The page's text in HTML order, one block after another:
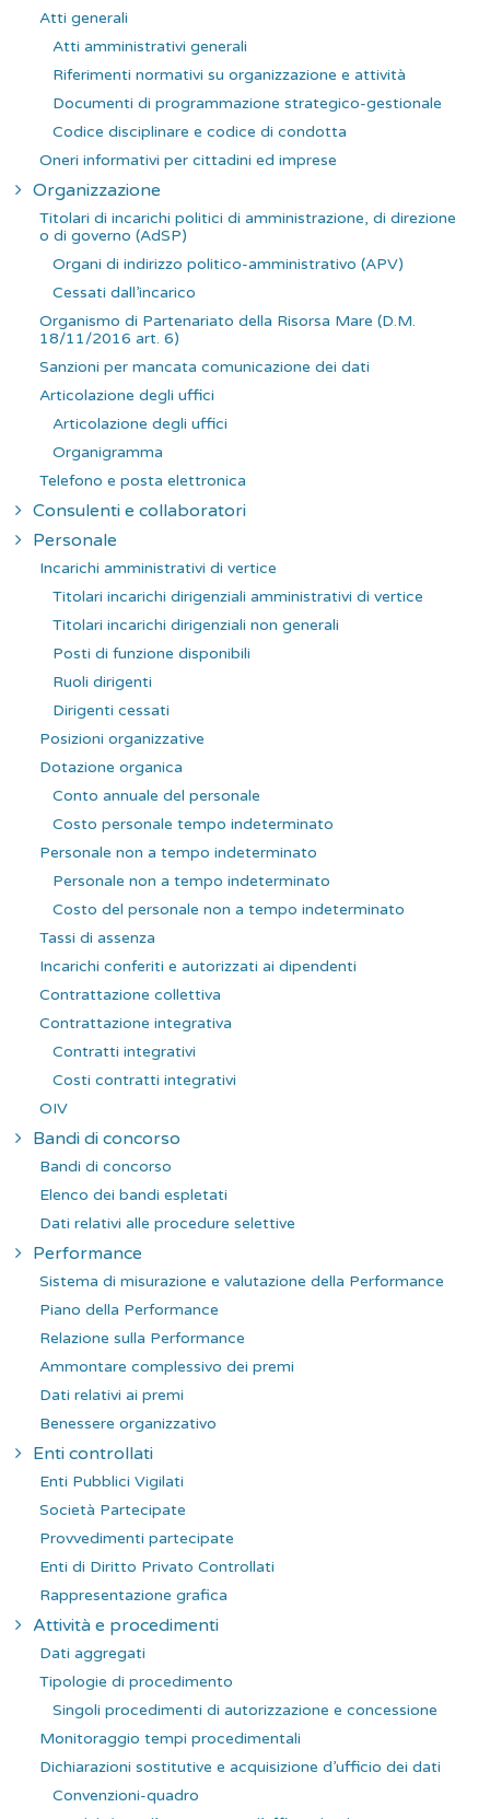
Atti generali
Atti amministrativi generali
Riferimenti normativi su organizzazione e attività
Documenti di programmazione strategico-gestionale
Codice disciplinare e codice di condotta
Oneri informativi per cittadini ed imprese
Organizzazione
Titolari di incarichi politici di amministrazione, di direzione
o di governo (AdSP)
Organi di indirizzo politico-amministrativo (APV)
Cessati dall’incarico
Organismo di Partenariato della Risorsa Mare (D.M.
18/11/2016 art. 6)
Sanzioni per mancata comunicazione dei dati
Articolazione degli uffici
Articolazione degli uffici
Organigramma
Telefono e posta elettronica
Consulenti e collaboratori
Personale
Incarichi amministrativi di vertice
Titolari incarichi dirigenziali amministrativi di vertice
Titolari incarichi dirigenziali non generali
Posti di funzione disponibili
Ruoli dirigenti
Dirigenti cessati
Posizioni organizzative
Dotazione organica
Conto annuale del personale
Costo personale tempo indeterminato
Personale non a tempo indeterminato
Personale non a tempo indeterminato
Costo del personale non a tempo indeterminato
Tassi di assenza
Incarichi conferiti e autorizzati ai dipendenti
Contrattazione collettiva
Contrattazione integrativa
Contratti integrativi
Costi contratti integrativi
OIV
Bandi di concorso
Bandi di concorso
Elenco dei bandi espletati
Dati relativi alle procedure selettive
Performance
Sistema di misurazione e valutazione della Performance
Piano della Performance
Relazione sulla Performance
Ammontare complessivo dei premi
Dati relativi ai premi
Benessere organizzativo
Enti controllati
Enti Pubblici Vigilati
Società Partecipate
Provvedimenti partecipate
Enti di Diritto Privato Controllati
Rappresentazione grafica
Attività e procedimenti
Dati aggregati
Tipologie di procedimento
Singoli procedimenti di autorizzazione e concessione
Monitoraggio tempi procedimentali
Dichiarazioni sostitutive e acquisizione d’ufficio dei dati
Convenzioni-quadro